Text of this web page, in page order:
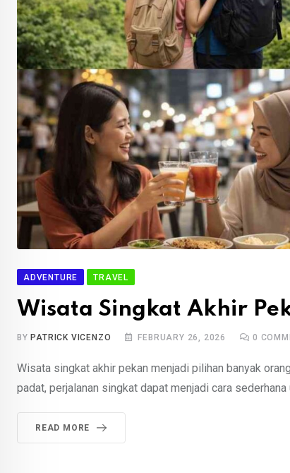
ADVENTURE TRAVEL
Wisata Singkat Akhir
BYPATRICK VICENZO FEBRUARY 26, 2026 0
Wisata singkat akhir pekan menjadi pilihan banyak
padat, perjalanan singkat dapat menjadi cara
READ MORE